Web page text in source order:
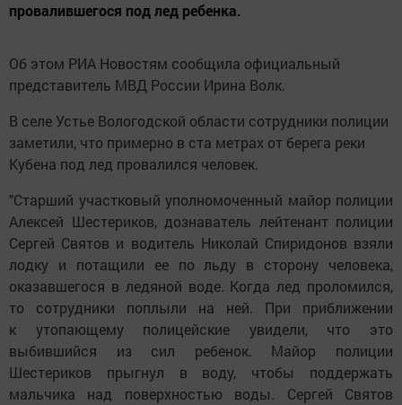
провалившегося под лед ребенка.
Об этом РИА Новостям сообщила официальный
представитель МВД России Ирина Волк.
В селе Устье Вологодской области сотрудники полиции
заметили, что примерно в ста метрах от берега реки
Кубена под лед провалился человек.
"Старший участковый уполномоченный майор полиции
Алексей Шестериков, дознаватель лейтенант полиции
Сергей Святов и водитель Николай Спиридонов взяли
лодку и потащили ее по льду в сторону человека,
оказавшегося в ледяной воде. Когда лед проломился,
то сотрудники поплыли на ней. При приближении
к утопающему полицейские увидели, что это
выбившийся из сил ребенок. Майор полиции
Шестериков прыгнул в воду, чтобы поддержать
мальчика над поверхностью воды. Сергей Святов